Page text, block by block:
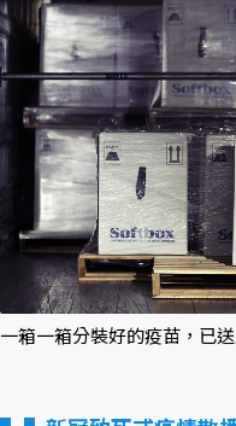
一箱一箱分裝好的疫苗，已